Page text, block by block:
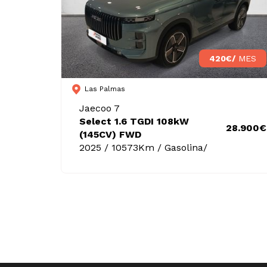
420€/ MES
Las Palmas
Jaecoo 7
Select 1.6 TGDI 108kW
(145CV) FWD
2025 / 10573Km / Gasolina/
28.900€